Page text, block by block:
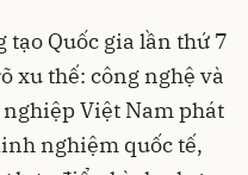
Quốc gia lần thứ 7
xu thế: công nghệ và
Việt Nam phát
nghiệm quốc tế,